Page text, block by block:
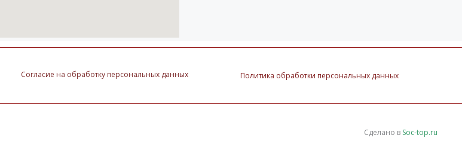
Согласие на обработку персональных данных Политика обработки персональных данных
Сделано в Soc-top.ru